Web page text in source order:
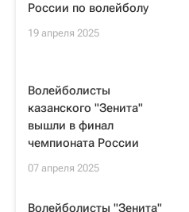
России по волейболу
19 апреля 2025
Волейболисты
казанского "Зенита"
вышли в финал
чемпионата России
07 апреля 2025
Волейболисты "Зенита"